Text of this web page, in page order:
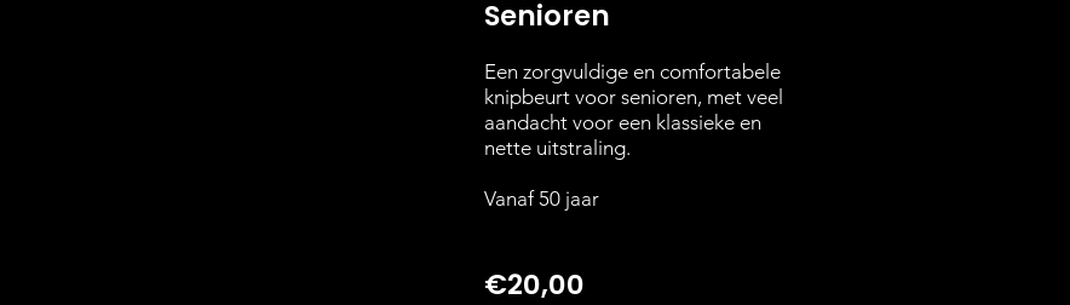
Senioren
Een zorgvuldige en comfortabele
knipbeurt voor senioren, met veel
aandacht voor een klassieke en
nette uitstraling.
Vanaf 50 jaar
€20,00